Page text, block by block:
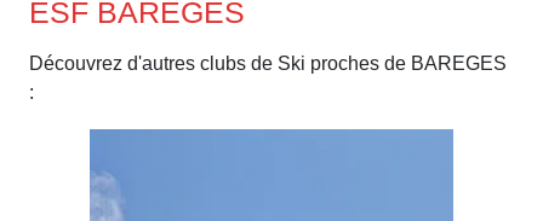
ESF BAREGES
Découvrez d'autres clubs de Ski proches de BAREGES
: